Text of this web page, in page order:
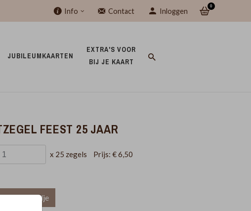
Info Contact Inloggen
0
JUBILEUMKAARTEN
EXTRA'S VOOR
BIJ JE KAART
FEEST 25 JAAR
x 25 zegels Prijs: € 6,50